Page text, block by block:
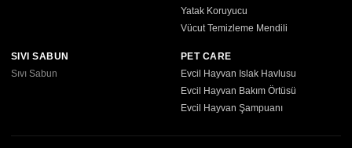
Yatak Koruyucu
Vücut Temizleme Mendili
SIVI SABUN
Sıvı Sabun
PET CARE
Evcil Hayvan Islak Havlusu
Evcil Hayvan Bakım Örtüsü
Evcil Hayvan Şampuanı